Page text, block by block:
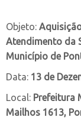
Objeto:
Atendimento da
Município de
Data: 13 de
Local: Prefeitura
Mailhos 1613,